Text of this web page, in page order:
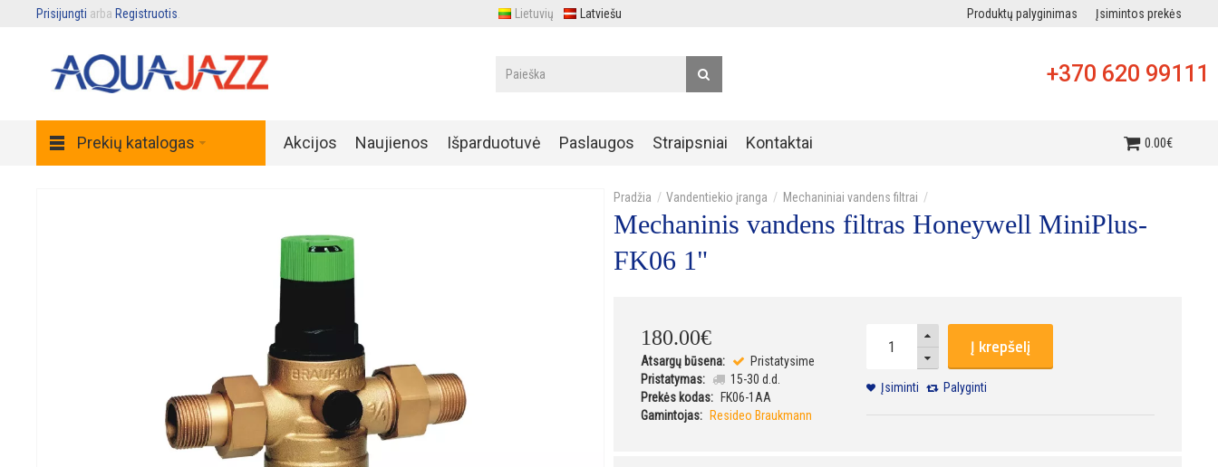
Prisijungti arba Registruotis Lietuvių Latviešu Produktų palyginimas Įsimintos prekės
+370 620 99111
Prekių katalogas Akcijos Naujienos Išparduotuvė Paslaugos Straipsniai Kontaktai 0.00€
Vandentiekio įranga Mechaniniai vandens filtrai
Mechaninis vandens filtras Honeywell MiniPlus-
FK06 1"
180.00€
Atsargų būsena:
Pristatysime
Pristatymas:
15-30 d.d.
Prekės kodas:
FK06-1AA
Gamintojas:
Resideo Braukmann
Į krepšelį
Įsiminti Palyginti